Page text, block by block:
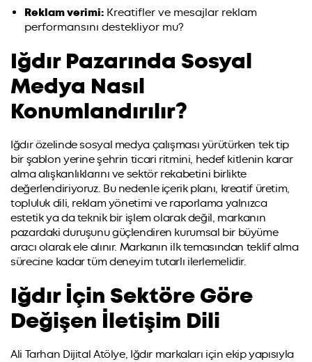
Reklam verimi: Kreatifler ve mesajlar reklam
performansını destekliyor mu?
Iğdır Pazarında Sosyal
Medya Nasıl
Konumlandırılır?
Iğdır özelinde sosyal medya çalışması yürütürken tek tip
bir şablon yerine şehrin ticari ritmini, hedef kitlenin karar
alma alışkanlıklarını ve sektör rekabetini birlikte
değerlendiriyoruz. Bu nedenle içerik planı, kreatif üretim,
topluluk dili, reklam yönetimi ve raporlama yalnızca
estetik ya da teknik bir işlem olarak değil, markanın
pazardaki duruşunu güçlendiren kurumsal bir büyüme
aracı olarak ele alınır. Markanın ilk temasından teklif alma
sürecine kadar tüm deneyim tutarlı ilerlemelidir.
Iğdır İçin Sektöre Göre
Değişen İletişim Dili
Ali Tarhan Dijital Atölye, Iğdır markaları için ekip yapısıyla